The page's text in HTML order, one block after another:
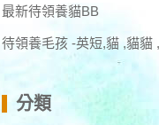
最新待領養貓BB
待領養毛孩 -英短,貓 ,貓貓
分類